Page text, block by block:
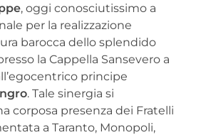
, oggi conosciutissimo a
per la realizzazione
barocca dello splendido
la Cappella Sansevero a
principe
. Tale sinergia si
corposa presenza dei Fratelli
a Taranto, Monopoli,